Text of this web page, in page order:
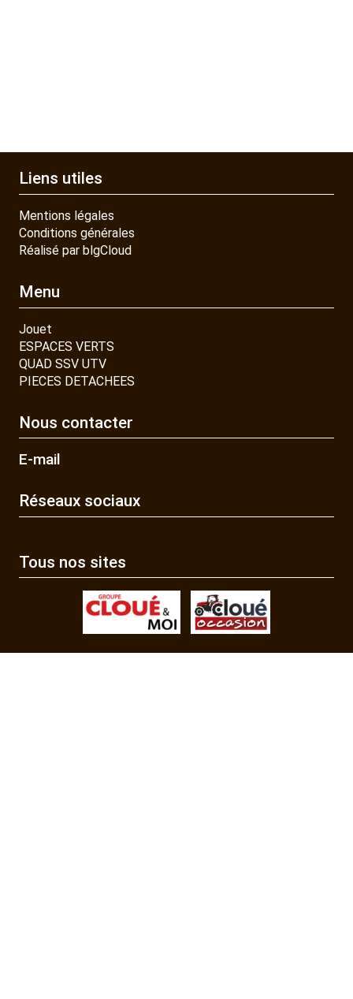
Liens utiles
Mentions légales
Conditions générales
Réalisé par blgCloud
Menu
Jouet
ESPACES VERTS
QUAD SSV UTV
PIECES DETACHEES
Nous contacter
E-mail
Réseaux sociaux
Tous nos sites